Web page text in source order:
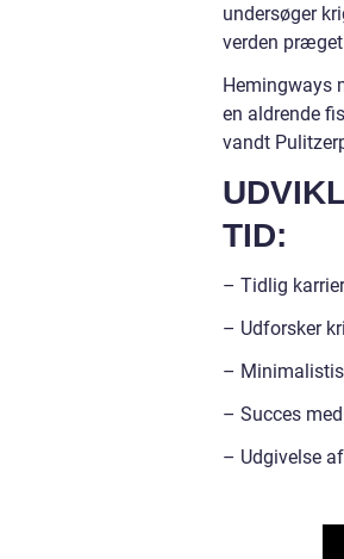
undersøger
verden
Hemingways
en aldrende
vandt
TID:
– Tidlig
– Udforsker
–
– Succes med
– Udgivelse